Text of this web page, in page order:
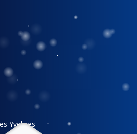
Yvelines